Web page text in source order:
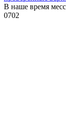
В наше время
0702